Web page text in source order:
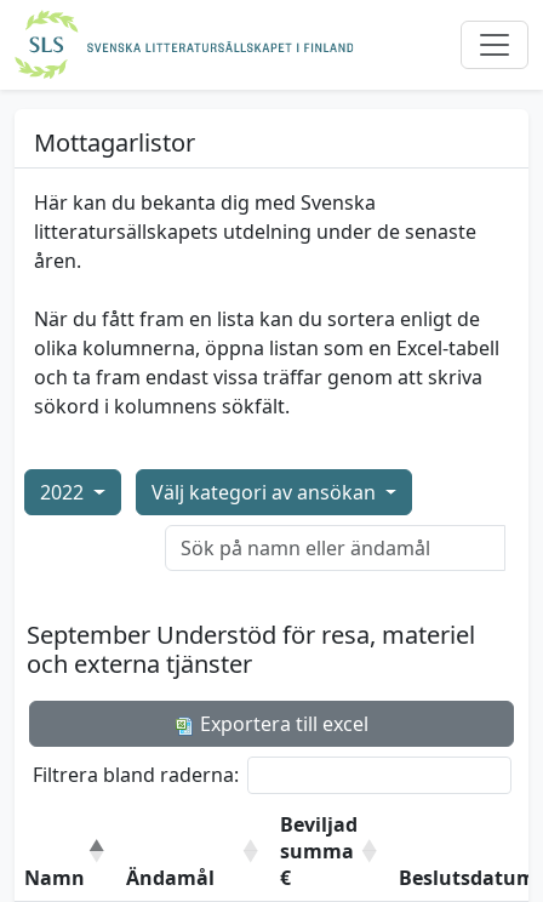
Mottagarlistor
Här kan du bekanta dig med Svenska
litteratursällskapets utdelning under de senaste
åren.
När du fått fram en lista kan du sortera enligt de
olika kolumnerna, öppna listan som en Excel-tabell
och ta fram endast vissa träffar genom att skriva
sökord i kolumnens sökfält.
2022 Välj kategori av ansökan
September Understöd för resa, materiel
och externa tjänster
Exportera till excel
Filtrera bland raderna:
Namn Ändamål
Beviljad
summa
€
Beslutsdatum